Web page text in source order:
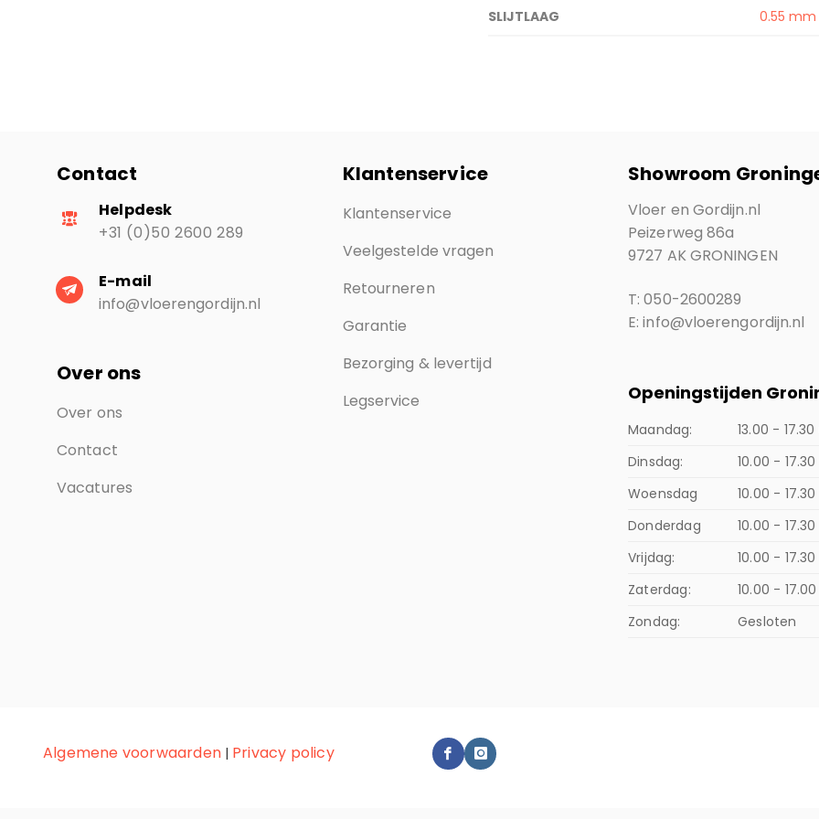
SLIJTLAAG 0.55 mm
Contact
Helpdesk
+31 (0)50 2600 289
E-mail
info@vloerengordijn.nl
Over ons
Over ons
Contact
Vacatures
Klantenservice
Klantenservice
Veelgestelde vragen
Retourneren
Garantie
Bezorging & levertijd
Legservice
Showroom
Vloer en Gordijn.nl
Peizerweg 86a
9727 AK GRONINGEN
T: 050-2600289
E: info@vloerengordijn.nl
Openingstijden
Maandag:
13.00 -
Dinsdag:
10.00 -
Woensdag
10.00 -
Donderdag
10.00 -
Vrijdag:
10.00 -
Zaterdag:
10.00 -
Zondag:
Gesloten
Algemene voorwaarden | Privacy policy